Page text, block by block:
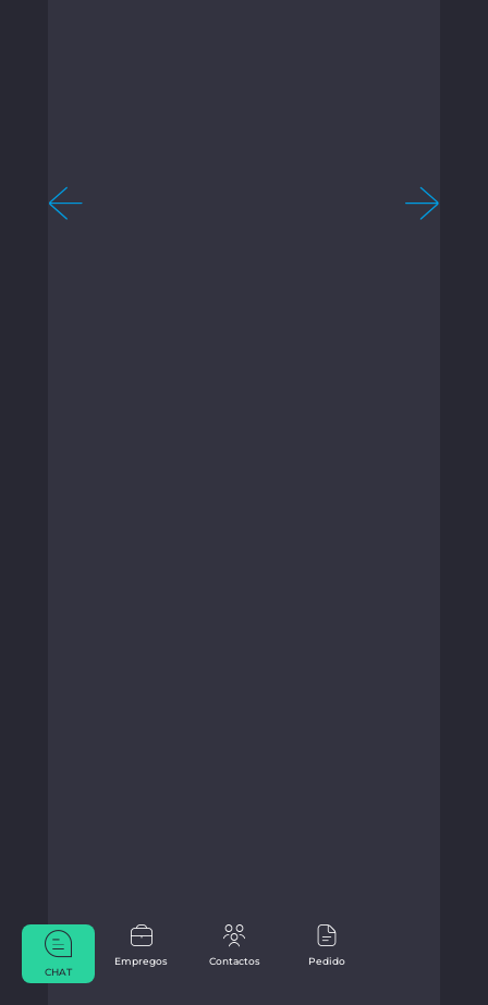
Empregos Contactos
Pedido
CHAT